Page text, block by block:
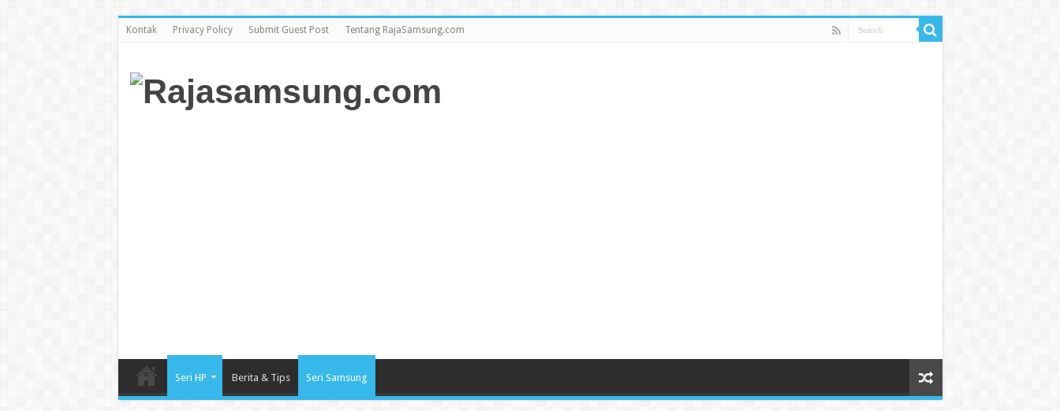
Kontak Privacy Policy Submit Guest Post Tentang RajaSamsung.com
Seri HP Berita & Tips Seri Samsung